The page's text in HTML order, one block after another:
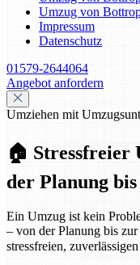
Umzug von
Impressum
Datenschutz
01579-2644064
Angebot anfordern
Umziehen mit
🏠 Stressfreier
der Planung
Ein Umzug ist kein
– von der Planung bis
stressfreien,